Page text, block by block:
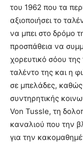
του 1962 που τα
αξιοποιήσει το
να μπει στο δρόμο
προσπάθεια να
χορευτικό σόου
ταλέντο της και η
σε μπελάδες,
συντηρητικής
Von Tussle, τη
καναλιού που την
για την